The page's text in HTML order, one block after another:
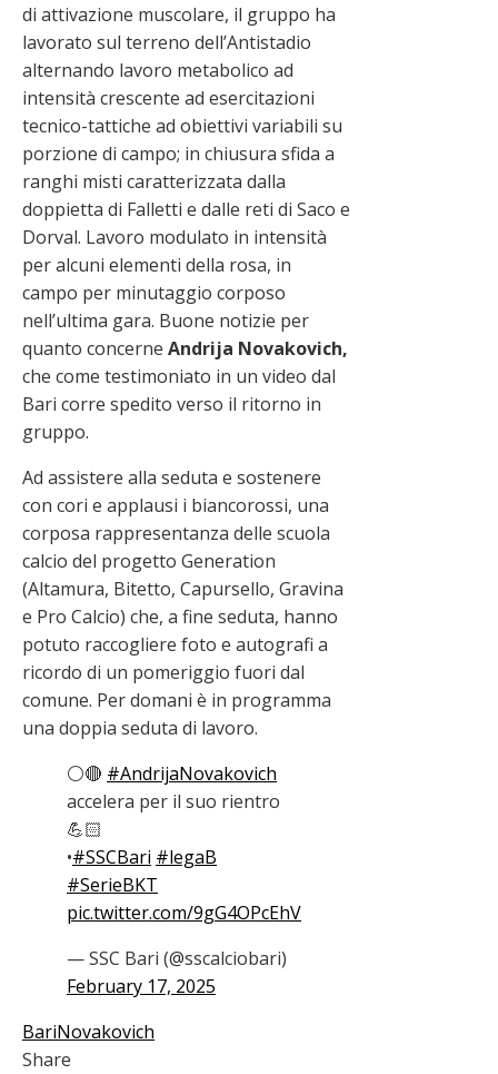
di attivazione muscolare, il gruppo ha
lavorato sul terreno dell’Antistadio
alternando lavoro metabolico ad
intensità crescente ad esercitazioni
tecnico-tattiche ad obiettivi variabili su
porzione di campo; in chiusura sfida a
ranghi misti caratterizzata dalla
doppietta di Falletti e dalle reti di Saco e
Dorval. Lavoro modulato in intensità
per alcuni elementi della rosa, in
campo per minutaggio corposo
nell’ultima gara. Buone notizie per
quanto concerne Andrija Novakovich,
che come testimoniato in un video dal
Bari corre spedito verso il ritorno in
gruppo.
Ad assistere alla seduta e sostenere
con cori e applausi i biancorossi, una
corposa rappresentanza delle scuola
calcio del progetto Generation
(Altamura, Bitetto, Capursello, Gravina
e Pro Calcio) che, a fine seduta, hanno
potuto raccogliere foto e autografi a
ricordo di un pomeriggio fuori dal
comune. Per domani è in programma
una doppia seduta di lavoro.
⚪️🔴 #AndrijaNovakovich
accelera per il suo rientro
💪🏻
•#SSCBari #legaB
#SerieBKT
pic.twitter.com/9gG4OPcEhV
— SSC Bari (@sscalciobari)
February 17, 2025
BariNovakovich
Share